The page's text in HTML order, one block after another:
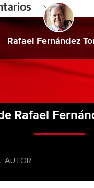
Rafael Fernández
Rafael
AUTOR